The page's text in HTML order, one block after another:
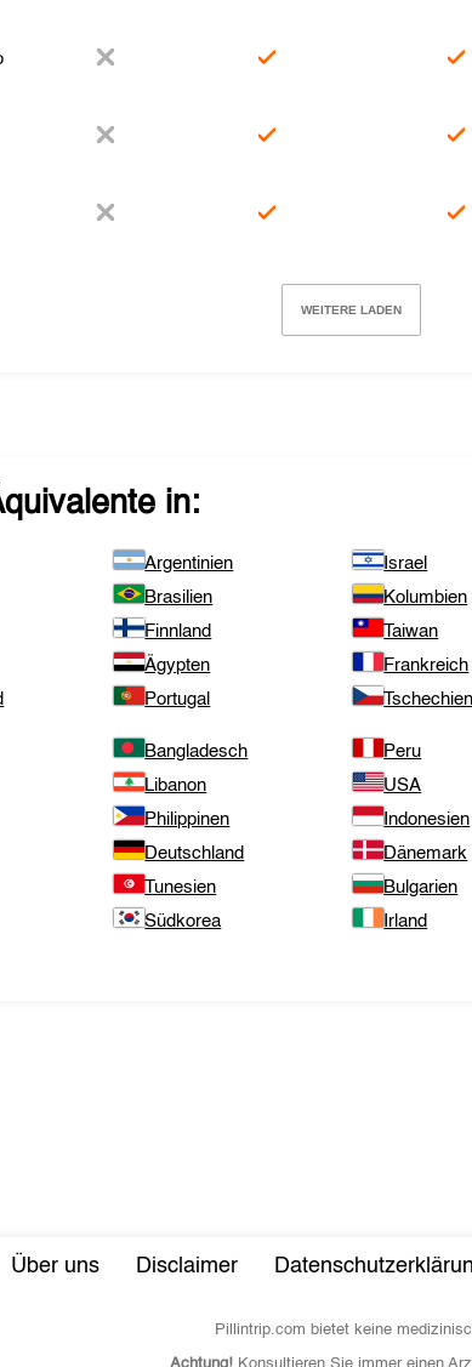
WEITERE LADEN
in:
Argentinien Israel
Brasilien Kolumbien
Finnland Taiwan
Ägypten Frankreich
Portugal Tschechien
Bangladesch Peru
Libanon USA
Philippinen Indonesien
Deutschland Dänemark
Tunesien Bulgarien
Südkorea Irland
Über uns Disclaimer
Pillintrip.com bietet keine